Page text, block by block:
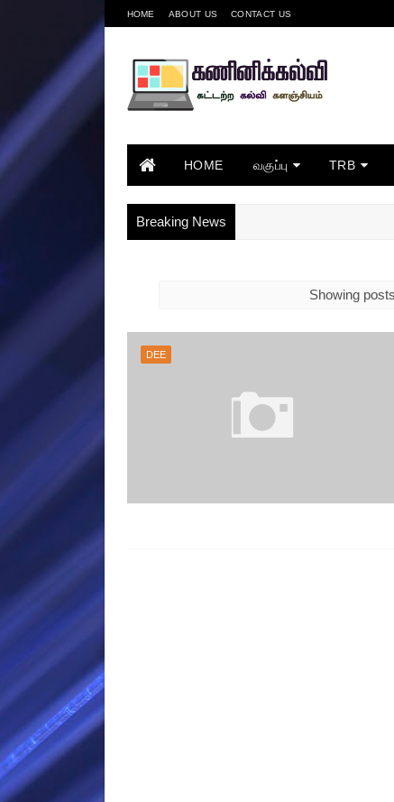
HOME ABOUT US CONTACT US
HOME வகுப்பு TRB
Breaking News
Showing
DEE